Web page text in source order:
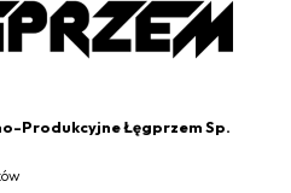
Produkcyjne Łęgprzem Sp.